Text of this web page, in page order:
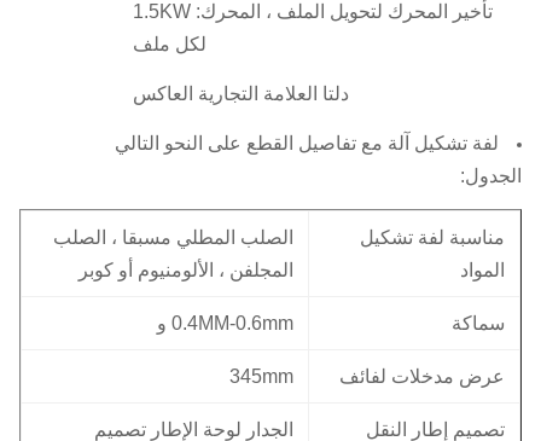
تأخير المحرك لتحويل الملف ، المحرك: 1.5KW
لكل ملف
دلتا العلامة التجارية العاكس
لفة تشكيل آلة مع تفاصيل القطع على النحو التالي
الجدول:
مناسبة لفة تشكيل
المواد
الصلب المطلي مسبقا ، الصلب
المجلفن ، الألومنيوم أو كوبر
سماكة 0.4MM-0.6mm و
عرض مدخلات لفائف 345mm
تصميم إطار النقل الجدار لوحة الإطار تصميم